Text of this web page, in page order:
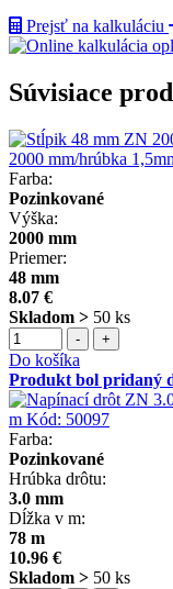
Prejsť na kalkuláciu
Súvisiace
2000 mm/hrúbka
Farba:
Pozinkované
Výška:
2000 mm
Priemer:
48 mm
8.07 €
Skladom > 50 ks
- +
Do košíka
Produkt bol pridaný
m Kód: 50097
Farba:
Pozinkované
Hrúbka drôtu:
3.0 mm
Dĺžka v m:
78 m
10.96 €
Skladom > 50 ks